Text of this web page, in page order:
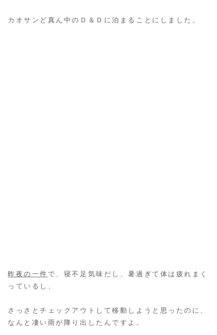
カオサンど真ん中のＤ＆Ｄに泊まることにしました。
昨夜の一件 で、寝不足気味だし、暑過ぎて体は疲れまく
っているし、
さっさとチェックアウトして移動しようと思ったのに、
なんと凄い雨が降り出したんですよ。